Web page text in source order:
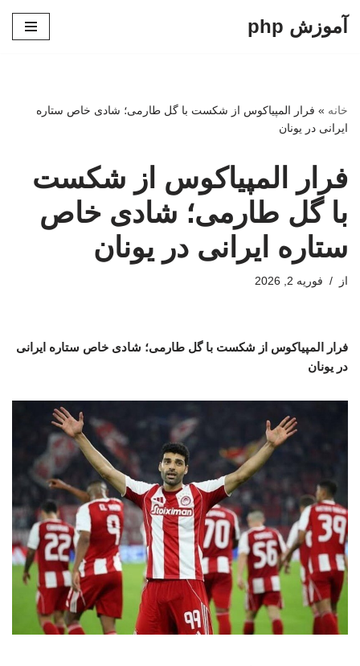
آموزش php
خانه » فرار المپیاکوس از شکست با گل طارمی؛ شادی خاص ستاره
ایرانی در یونان
فرار المپیاکوس از شکست
با گل طارمی؛ شادی خاص
ستاره ایرانی در یونان
از فوریه 2, 2026
فرار المپیاکوس از شکست با گل طارمی؛ شادی خاص ستاره ایرانی
در یونان